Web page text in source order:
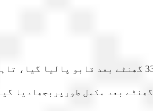
ہوگئی۔ اطلاعات کے مطابق گل پلازہ میں لگنے والی آگ کو